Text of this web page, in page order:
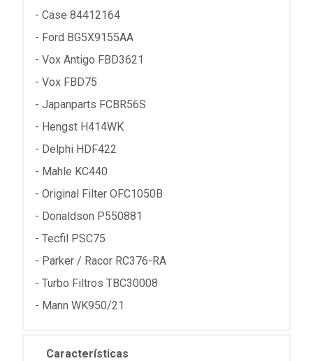
- Case 84412164
- Ford BG5X9155AA
- Vox Antigo FBD3621
- Vox FBD75
- Japanparts FCBR56S
- Hengst H414WK
- Delphi HDF422
- Mahle KC440
- Original Filter OFC1050B
- Donaldson P550881
- Tecfil PSC75
- Parker / Racor RC376-RA
- Turbo Filtros TBC30008
- Mann WK950/21
Características